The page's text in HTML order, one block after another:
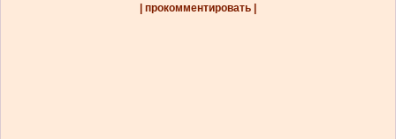
| прокомментировать |